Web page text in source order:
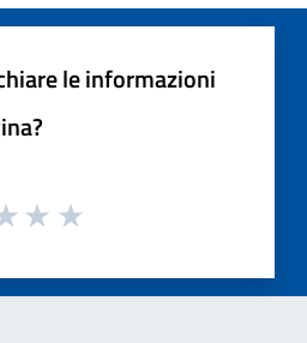
le informazioni